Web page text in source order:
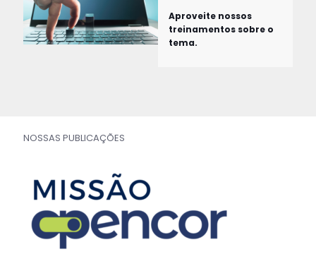
Aproveite nossos
treinamentos sobre o
tema.
NOSSAS PUBLICAÇÕES